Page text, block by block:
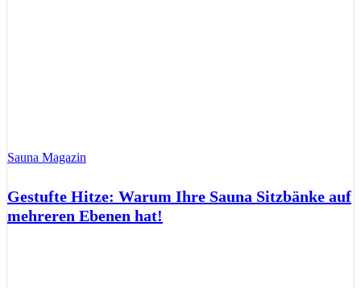
Sauna Magazin
Gestufte Hitze: Warum Ihre Sauna Sitzbänke auf
mehreren Ebenen hat!